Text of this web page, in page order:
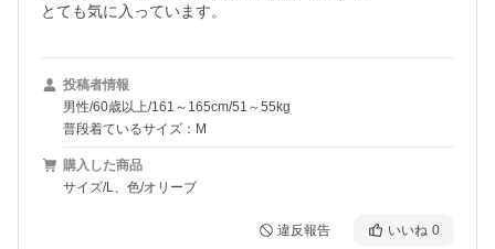
とても気に入っています。
投稿者情報
男性/60歳以上/161～165cm/51～55kg
普段着ているサイズ：M
購入した商品
サイズ/L、色/オリーブ
違反報告 いいね 0